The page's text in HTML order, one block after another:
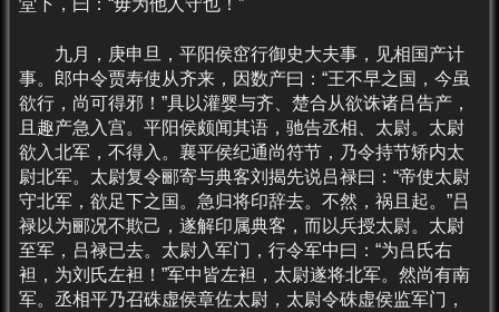
堂下，曰：“毋为他人守也！”
九月，庚申旦，平阳侯窋行御史大夫事，见相国产计
事。郎中令贾寿使从齐来，因数产曰：“王不早之国，今虽
欲行，尚可得邪！”具以灌婴与齐、楚合从欲诛诸吕告产，
且趣产急入宫。平阳侯颇闻其语，驰告丞相、太尉。太尉
欲入北军，不得入。襄平侯纪通尚符节，乃令持节矫内太
尉北军。太尉复令郦寄与典客刘揭先说吕禄曰：“帝使太尉
守北军，欲足下之国。急归将印辞去。不然，祸且起。”吕
禄以为郦况不欺己，遂解印属典客，而以兵授太尉。太尉
至军，吕禄已去。太尉入军门，行令军中曰：“为吕氏右
袒，为刘氏左袒！”军中皆左袒，太尉遂将北军。然尚有南
军。丞相平乃召硃虚侯章佐太尉，太尉令硃虚侯监军门，